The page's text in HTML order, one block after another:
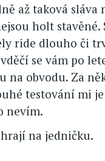
až taková sláva
holt stavěné.
ride dlouho či
se vám po
na obvodu. Za
testování mi
nevím.
hrají na jedničku.